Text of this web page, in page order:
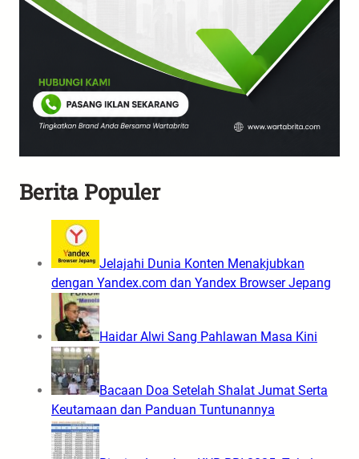
Berita Populer
Jelajahi Dunia Konten Menakjubkan
dengan Yandex.com dan Yandex Browser Jepang
Haidar Alwi Sang Pahlawan Masa Kini
Bacaan Doa Setelah Shalat Jumat Serta
Keutamaan dan Panduan Tuntunannya